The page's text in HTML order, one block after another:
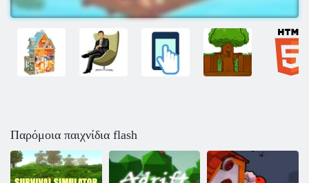
Παρόμοια παιχνίδια flash